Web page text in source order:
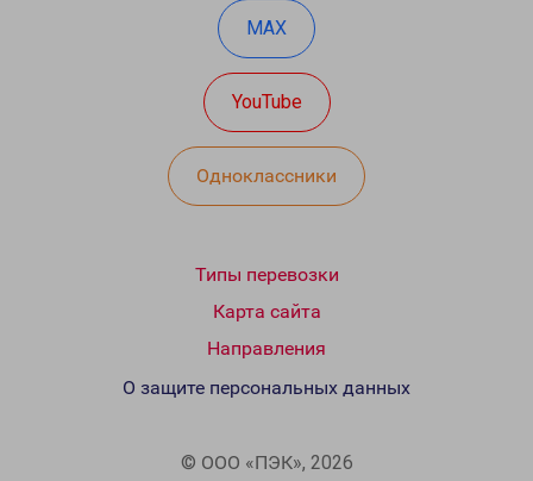
MAX
YouTube
Одноклассники
Типы перевозки
Карта сайта
Направления
© ООО «ПЭК», 2026
О защите персональных данных